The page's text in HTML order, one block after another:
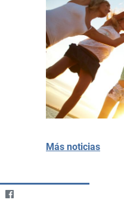
Más noticias